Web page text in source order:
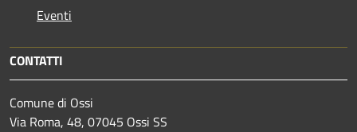
Eventi
CONTATTI
Comune di Ossi
Via Roma, 48, 07045 Ossi SS